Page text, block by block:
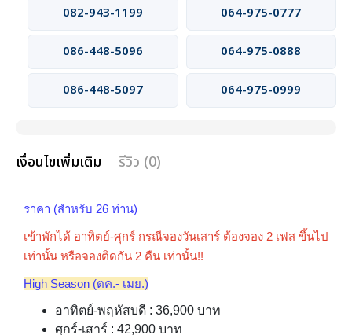
082-943-1199 064-975-0777
086-448-5096 064-975-0888
086-448-5097 064-975-0999
เงื่อนไขเพิ่มเติม รีวิว (0)
ราคา (สำหรับ 26 ท่าน)
เข้าพักได้ อาทิตย์-ศุกร์ กรณีจองวันเสาร์ ต้องจอง 2 เฟส ขึ้นไป
เท่านั้น หรือจองติดกัน 2 คืน เท่านั้น!!
High Season (ตค.- เมย.)
อาทิตย์-พฤหัสบดี : 36,900 บาท
ศุกร์-เสาร์ : 42,900 บาท